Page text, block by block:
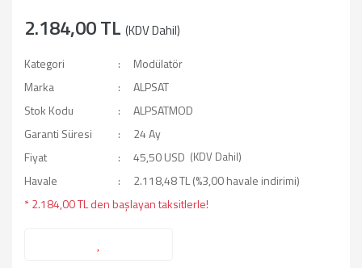
2.184,00 TL (KDV Dahil)
Kategori
Modülatör
Marka
ALPSAT
Stok Kodu
ALPSATMOD
Garanti Süresi
24 Ay
Fiyat
45,50 USD (KDV Dahil)
Havale
2.118,48 TL (%3,00 havale indirimi)
* 2.184,00 TL den başlayan taksitlerle!